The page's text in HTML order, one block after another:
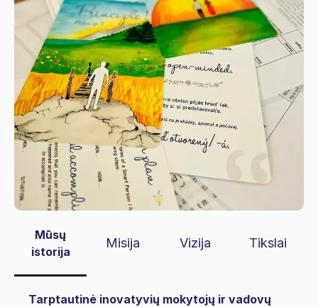
Mūsų
istorija
Misija Vizija Tikslai
Tarptautinė inovatyvių mokytojų ir vadovų